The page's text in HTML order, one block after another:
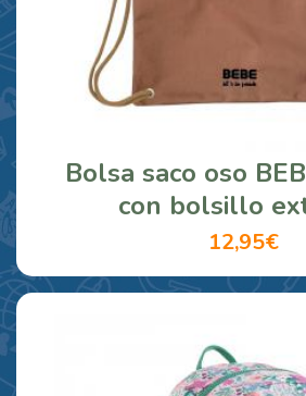
Bolsa saco oso
con bolsillo
12,95€